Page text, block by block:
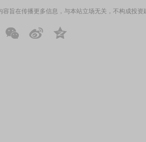
容旨在传播更多信息，与本站立场无关，不构成投资